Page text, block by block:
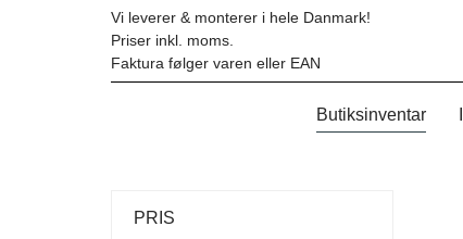
Vi leverer & monterer i hele Danmark!
Priser inkl. moms.
Faktura følger varen eller EAN
Butiksinventar
PRIS